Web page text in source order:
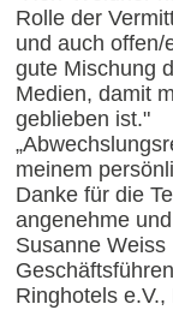
Rolle der
und auch offen/
gute Mischung
Medien, damit
geblieben ist."
meinem
Danke für die
angenehme
Susanne Weiss
Ringhotels e.V.,